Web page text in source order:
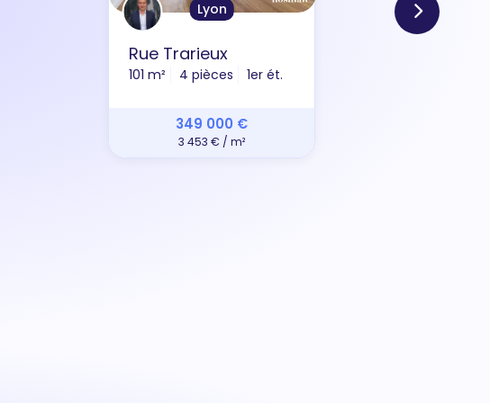
Lyon
Rue Trarieux
101 m² 4 pièces 1er ét.
349 000 €
3 453 € / m²